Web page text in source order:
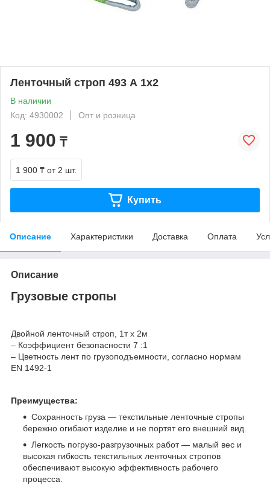
Ленточный строп 493 А 1х2
В наличии
Код: 4930002
Опт и розница
1 900 ₸
1 900 ₸ от 2 шт.
Купить
Описание Характеристики Доставка Оплата
Описание
Грузовые стропы
Двойной ленточный строп, 1т х 2м
– Коэффициент безопасности 7 :1
– Цветность лент по грузоподъемности, согласно нормам
EN 1492-1
Преимущества:
Cохранность груза — текстильные ленточные стропы
бережно огибают изделие и не портят его внешний вид.
Легкость погрузо-разгрузочных работ — малый вес и
высокая гибкость текстильных ленточных стропов
обеспечивают высокую эффективность рабочего
процесса.